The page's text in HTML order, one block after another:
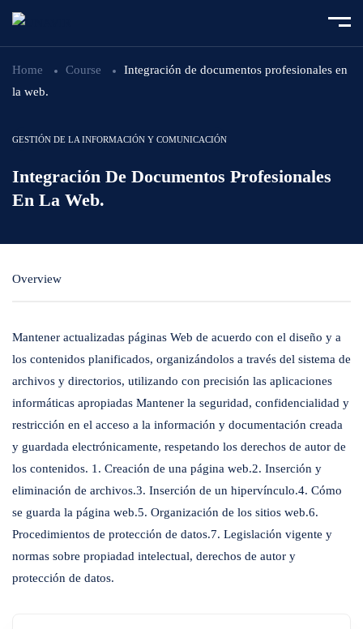
Home Course
Integración de documentos profesionales en
la web.
GESTIÓN DE LA INFORMACIÓN Y COMUNICACIÓN
Integración De Documentos Profesionales
En La Web.
Overview
Mantener actualizadas páginas Web de acuerdo con el diseño y a
los contenidos planificados, organizándolos a través del sistema de
archivos y directorios, utilizando con precisión las aplicaciones
informáticas apropiadas Mantener la seguridad, confidencialidad y
restricción en el acceso a la información y documentación creada
y guardada electrónicamente, respetando los derechos de autor de
los contenidos. 1. Creación de una página web.2. Inserción y
eliminación de archivos.3. Inserción de un hipervínculo.4. Cómo
se guarda la página web.5. Organización de los sitios web.6.
Procedimientos de protección de datos.7. Legislación vigente y
normas sobre propiadad intelectual, derechos de autor y
protección de datos.